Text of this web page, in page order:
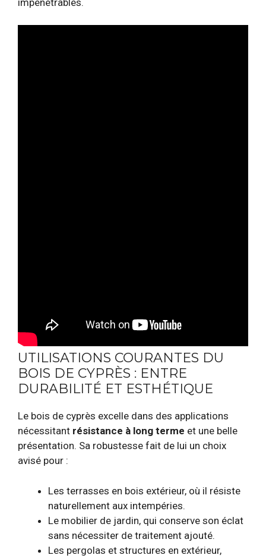
UTILISATIONS COURANTES DU
BOIS DE CYPRÈS : ENTRE
DURABILITÉ ET ESTHÉTIQUE
Le bois de cyprès excelle dans des applications
nécessitant résistance à long terme et une belle
présentation. Sa robustesse fait de lui un choix
avisé pour :
Les terrasses en bois extérieur, où il résiste
naturellement aux intempéries.
Le mobilier de jardin, qui conserve son éclat
sans nécessiter de traitement ajouté.
Les pergolas et structures en extérieur,